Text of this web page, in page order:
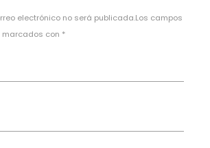
electrónico no será publicada.Los campos
con *